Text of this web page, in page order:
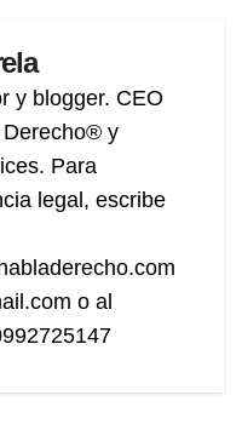
y blogger. CEO
y
Para
legal, escribe
o al